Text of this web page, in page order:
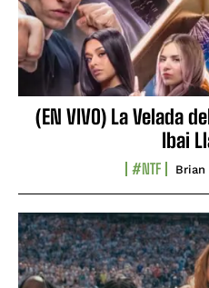
(EN VIVO) La Velada
Ibai
#NTF Brian